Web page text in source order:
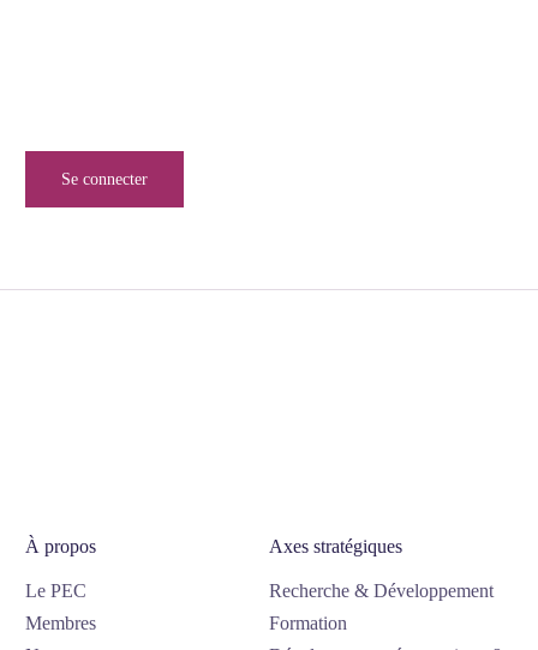
Se connecter
À propos
Le PEC
Membres
Axes stratégiques
Recherche & Développement
Formation